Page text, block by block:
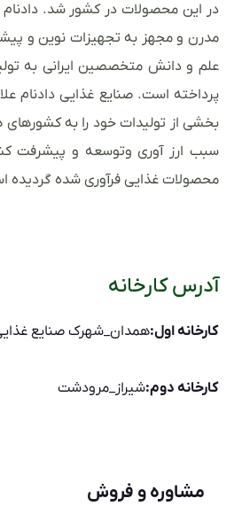
در این محصولات در کشور شد. دادنام
مدرن و مجهز به تجهیزات نوین و
علم و دانش متخصصین ایرانی به
پرداخته است. صنایع غذایی دادنام
بخشی از تولیدات خود را به
سبب ارز آوری وتوسعه و پیشرفت
محصولات غذایی فرآوری شده گردیده
آدرس کارخانه
کارخانه اول:همدان_شهرک صنایع
کارخانه دوم:شیراز_مرودشت
مشاوره و فروش